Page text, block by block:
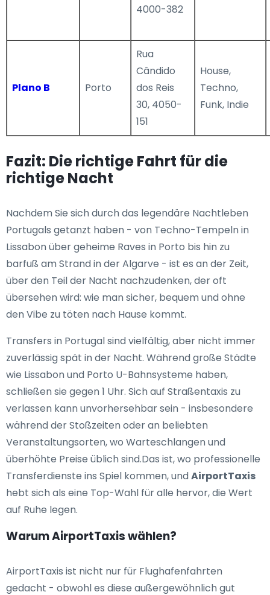
4000-382
Plano B Porto
Rua
Cândido
dos Reis
30, 4050-
151
House,
Techno,
Funk, Indie
Fazit: Die richtige Fahrt für die
richtige Nacht
Nachdem Sie sich durch das legendäre Nachtleben
Portugals getanzt haben - von Techno-Tempeln in
Lissabon über geheime Raves in Porto bis hin zu
barfuß am Strand in der Algarve - ist es an der Zeit,
über den Teil der Nacht nachzudenken, der oft
übersehen wird: wie man sicher, bequem und ohne
den Vibe zu töten nach Hause kommt.
Transfers in Portugal sind vielfältig, aber nicht immer
zuverlässig spät in der Nacht. Während große Städte
wie Lissabon und Porto U-Bahnsysteme haben,
schließen sie gegen 1 Uhr. Sich auf Straßentaxis zu
verlassen kann unvorhersehbar sein - insbesondere
während der Stoßzeiten oder an beliebten
Veranstaltungsorten, wo Warteschlangen und
überhöhte Preise üblich sind.Das ist, wo professionelle
Transferdienste ins Spiel kommen, undAirportTaxis
hebt sich als eine Top-Wahl für alle hervor, die Wert
auf Ruhe legen.
Warum AirportTaxis wählen?
AirportTaxis ist nicht nur für Flughafenfahrten
gedacht - obwohl es diese außergewöhnlich gut